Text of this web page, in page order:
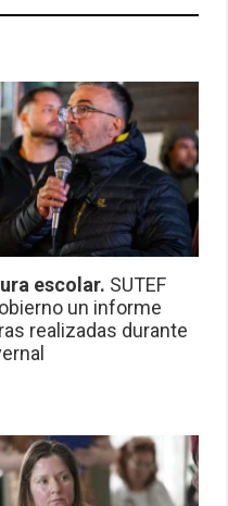
escolar. SUTEF
un informe
realizadas durante